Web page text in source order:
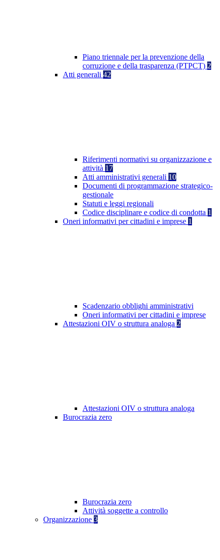
Piano triennale per la prevenzione della
corruzione e della trasparenza (PTPCT) 2
Atti generali 42
Riferimenti normativi su organizzazione e
attività 17
Atti amministrativi generali 10
Documenti di programmazione strategico-
gestionale
Statuti e leggi regionali
Codice disciplinare e codice di condotta 1
Oneri informativi per cittadini e imprese 1
Scadenzario obblighi amministrativi
Oneri informativi per cittadini e imprese
Attestazioni OIV o struttura analoga 2
Attestazioni OIV o struttura analoga
Burocrazia zero
Burocrazia zero
Attività soggette a controllo
Organizzazione 3